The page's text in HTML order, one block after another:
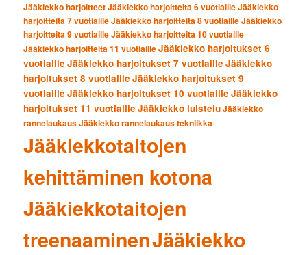
Jääkiekko harjoitteetJääkiekko harjoitteita 6 vuotiailleJääkiekko
harjoitteita 7 vuotiailleJääkiekko harjoitteita 8 vuotiailleJääkiekko
harjoitteita 9 vuotiailleJääkiekko harjoitteita 10 vuotiaille
Jääkiekko harjoitteita 11 vuotiailleJääkiekko harjoitukset 6
vuotiaille Jääkiekko harjoitukset 7 vuotiaille Jääkiekko
harjoitukset 8 vuotiaille Jääkiekko harjoitukset 9
vuotiaille Jääkiekko harjoitukset 10 vuotiaille Jääkiekko
harjoitukset 11 vuotiaille Jääkiekko luisteluJääkiekko
rannelaukausJääkiekko rannelaukaus tekniikka
Jääkiekkotaitojen
kehittäminen kotona
Jääkiekkotaitojen
treenaaminenJääkiekko